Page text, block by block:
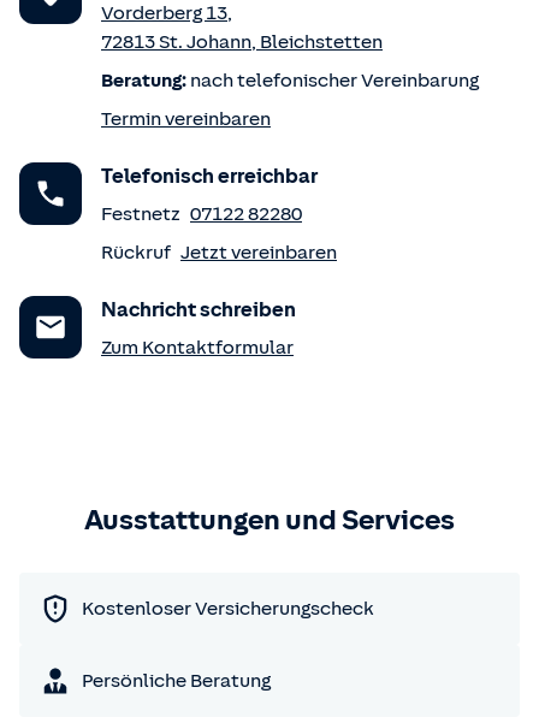
Vorderberg 13,
72813St. Johann, Bleichstetten
Beratung: nach telefonischer Vereinbarung
Termin vereinbaren
Telefonisch erreichbar
Festnetz 07122 82280
Rückruf Jetzt vereinbaren
Nachricht schreiben
Zum Kontaktformular
Ausstattungen und Services
Kostenloser Versicherungscheck
Persönliche Beratung